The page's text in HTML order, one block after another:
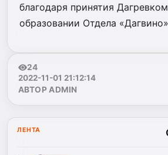
благодаря принятия
образовании Отдела
24
2022-11-01 21:12:14
АВТОР ADMIN
ЛЕНТА